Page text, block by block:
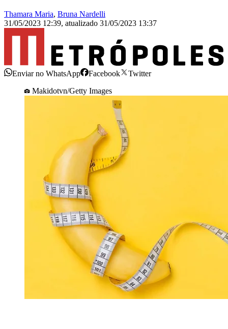
Thamara Maria, Bruna Nardelli
31/05/2023 12:39, atualizado 31/05/2023 13:37
Enviar no WhatsApp Facebook
Twitter
Makidotvn/Getty Images